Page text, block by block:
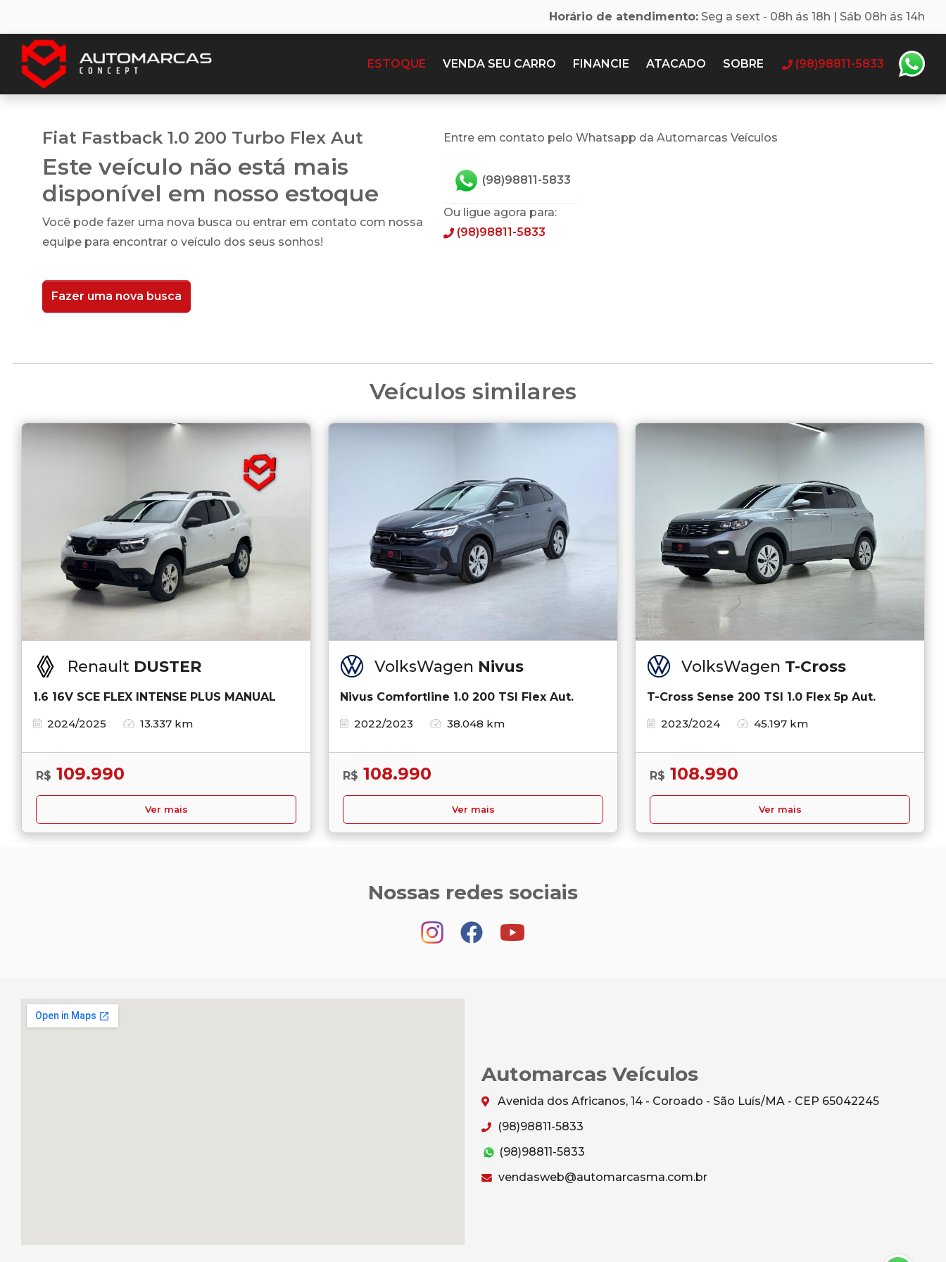
Horário de atendimento: Seg a sext - 08h ás 18h | Sáb 08h ás 14h
ESTOQUE VENDA SEU CARRO FINANCIE ATACADO SOBRE (98)98811-5833
Fiat Fastback 1.0 200 Turbo Flex Aut
Este veículo não está mais
disponível em nosso estoque
Você pode fazer uma nova busca ou entrar em contato com nossa
equipe para encontrar o veículo dos seus sonhos!
Fazer uma nova busca
Entre em contato pelo Whatsapp da Automarcas Veículos
(98)98811-5833
Ou ligue agora para:
(98)98811-5833
Veículos similares
Renault DUSTER
1.6 16V SCE FLEX INTENSE PLUS MANUAL
2024/2025
13.337 km
R$ 109.990
Ver mais
VolksWagen Nivus
Nivus Comfortline 1.0 200 TSI Flex Aut.
2022/2023
38.048 km
R$ 108.990
Ver mais
VolksWagen T-Cross
T-Cross Sense 200 TSI 1.0 Flex 5p Aut.
2023/2024
45.197 km
R$ 108.990
Ver mais
Nossas redes sociais
Automarcas Veículos
Avenida dos Africanos, 14 - Coroado - São Luís/MA - CEP 65042245
(98)98811-5833
(98)98811-5833
vendasweb@automarcasma.com.br